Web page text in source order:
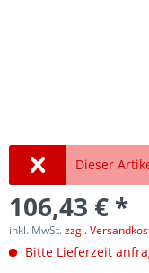
Dieser
106,43 € *
inkl. MwSt.zzgl.
Bitte Lieferzeit